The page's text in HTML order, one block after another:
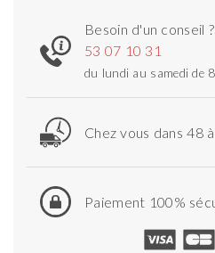
Besoin d'un conseil
53 07 10 31
du lundi au samedi de
Chez vous dans 48
Paiement 100%